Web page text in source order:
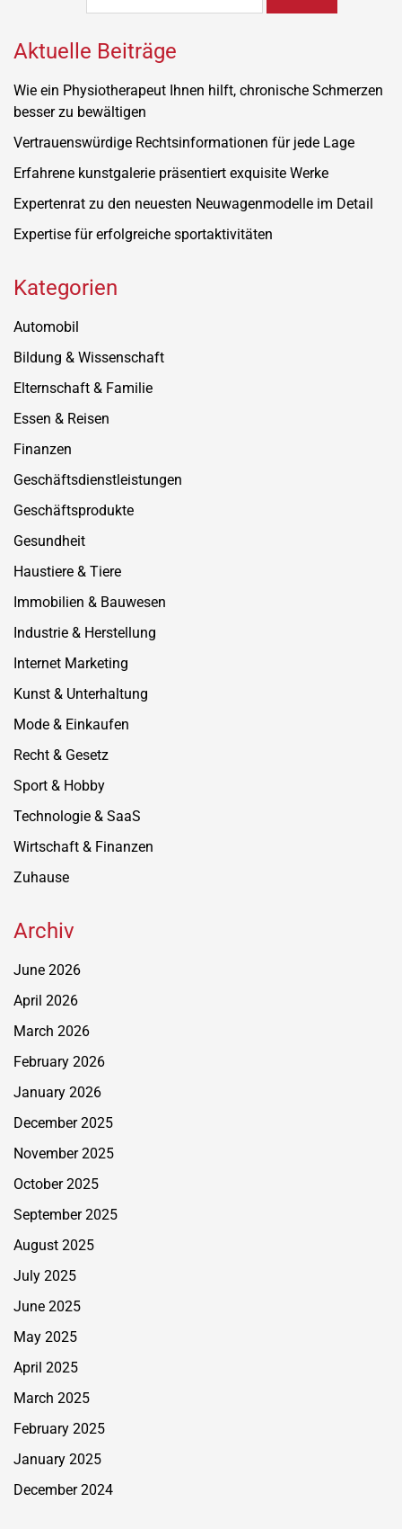
Aktuelle Beiträge
Wie ein Physiotherapeut Ihnen hilft, chronische Schmerzen
besser zu bewältigen
Vertrauenswürdige Rechtsinformationen für jede Lage
Erfahrene kunstgalerie präsentiert exquisite Werke
Expertenrat zu den neuesten Neuwagenmodelle im Detail
Expertise für erfolgreiche sportaktivitäten
Kategorien
Automobil
Bildung & Wissenschaft
Elternschaft & Familie
Essen & Reisen
Finanzen
Geschäftsdienstleistungen
Geschäftsprodukte
Gesundheit
Haustiere & Tiere
Immobilien & Bauwesen
Industrie & Herstellung
Internet Marketing
Kunst & Unterhaltung
Mode & Einkaufen
Recht & Gesetz
Sport & Hobby
Technologie & SaaS
Wirtschaft & Finanzen
Zuhause
Archiv
June 2026
April 2026
March 2026
February 2026
January 2026
December 2025
November 2025
October 2025
September 2025
August 2025
July 2025
June 2025
May 2025
April 2025
March 2025
February 2025
January 2025
December 2024